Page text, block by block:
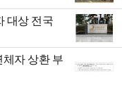
대상 전국
자 상환 부